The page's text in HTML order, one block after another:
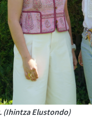
(Ihintza Elustondo)